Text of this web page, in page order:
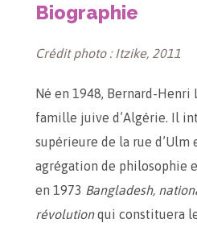
Biographie
Crédit photo : Itzike, 2011
Né en 1948, Bernard-Henri
famille juive d’Algérie. Il
supérieure de la rue d’Ulm
agrégation de philosophie
en 1973 Bangladesh,
révolutionqui constituera